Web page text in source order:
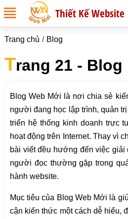
Thiết Kế Website
Trang chủ Blog
Trang 21 - Blog
Blog Web Mới là nơi chia sẻ
người đang học lập trình, quản
triển hệ thống kinh doanh trực
hoạt động trên Internet. Thay vì
bài viết đều hướng đến việc giải
người đọc thường gặp trong
hành website.
Mục tiêu của Blog Web Mới là
cận kiến thức một cách dễ hiểu,